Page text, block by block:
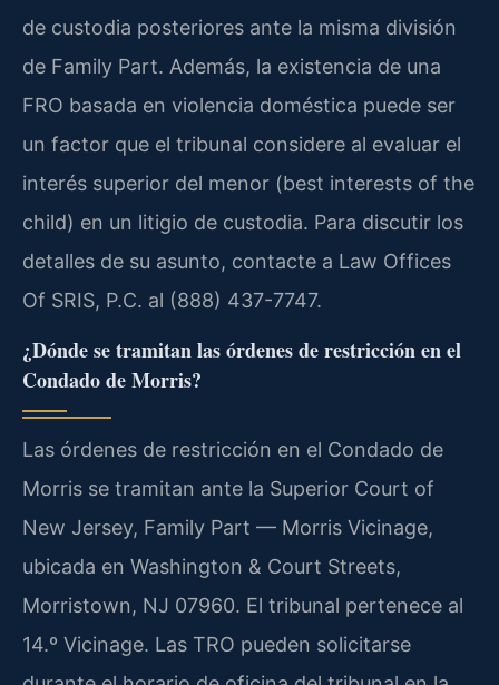
de custodia posteriores ante la misma división
de Family Part. Además, la existencia de una
FRO basada en violencia doméstica puede ser
un factor que el tribunal considere al evaluar el
interés superior del menor (best interests of the
child) en un litigio de custodia. Para discutir los
detalles de su asunto, contacte a Law Offices
Of SRIS, P.C. al (888) 437-7747.
¿Dónde se tramitan las órdenes de restricción en el
Condado de Morris?
Las órdenes de restricción en el Condado de
Morris se tramitan ante la Superior Court of
New Jersey, Family Part — Morris Vicinage,
ubicada en Washington & Court Streets,
Morristown, NJ 07960. El tribunal pertenece al
14.º Vicinage. Las TRO pueden solicitarse